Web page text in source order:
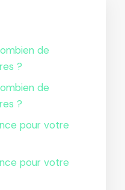
de
?
de
?
pour votre
pour votre